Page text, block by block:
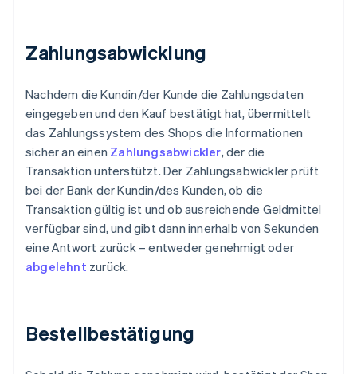
Zahlungsabwicklung
Nachdem die Kundin/der Kunde die Zahlungsdaten
eingegeben und den Kauf bestätigt hat, übermittelt
das Zahlungssystem des Shops die Informationen
sicher an einen Zahlungsabwickler, der die
Transaktion unterstützt. Der Zahlungsabwickler prüft
bei der Bank der Kundin/des Kunden, ob die
Transaktion gültig ist und ob ausreichende Geldmittel
verfügbar sind, und gibt dann innerhalb von Sekunden
eine Antwort zurück – entweder genehmigt oder
abgelehnt zurück.
Bestellbestätigung